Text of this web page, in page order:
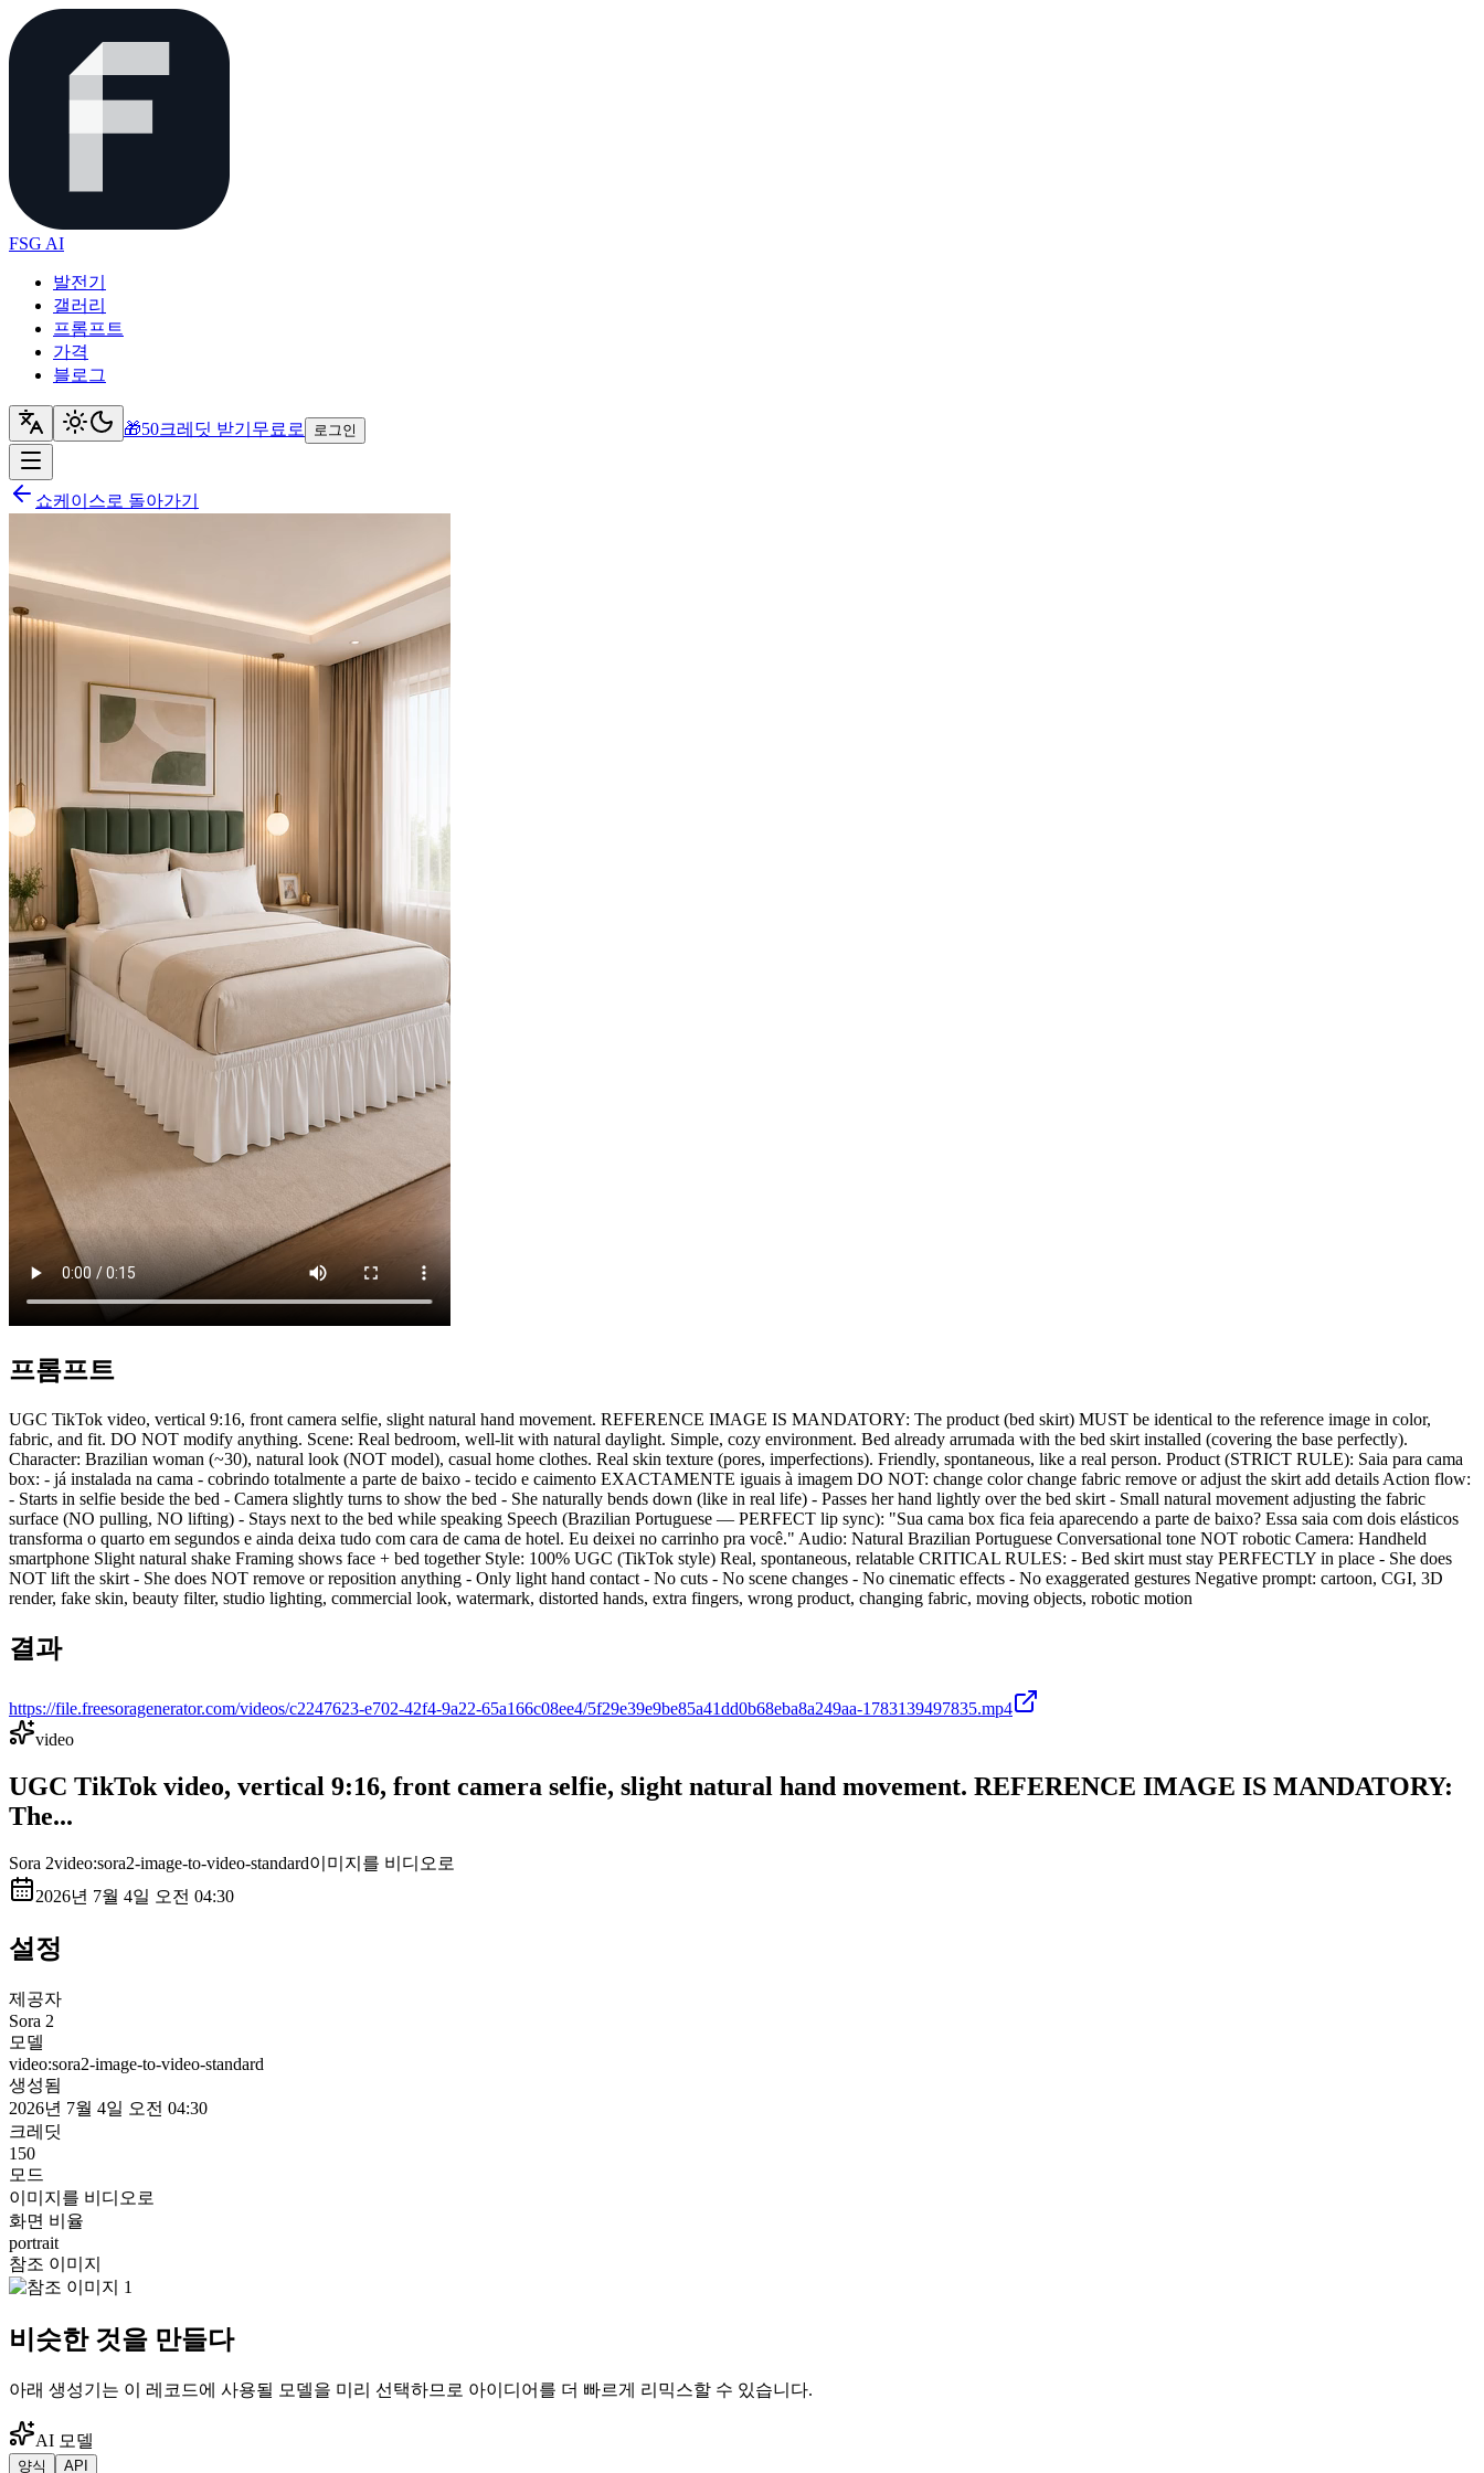
FSG AI
발전기
갤러리
프롬프트
가격
블로그
🎁50크레딧 받기 무료로 로그인
쇼케이스로 돌아가기
프롬프트
UGC TikTok video, vertical 9:16, front camera selfie, slight natural hand movement. REFERENCE IMAGE IS MANDATORY: The product (bed skirt) MUST be identical to the reference image in color,
fabric, and fit. DO NOT modify anything. Scene: Real bedroom, well-lit with natural daylight. Simple, cozy environment. Bed already arrumada with the bed skirt installed (covering the base perfectly).
Character: Brazilian woman (~30), natural look (NOT model), casual home clothes. Real skin texture (pores, imperfections). Friendly, spontaneous, like a real person. Product (STRICT RULE): Saia para cama
box: - já instalada na cama - cobrindo totalmente a parte de baixo - tecido e caimento EXACTAMENTE iguais à imagem DO NOT: change color change fabric remove or adjust the skirt add details Action flow:
- Starts in selfie beside the bed - Camera slightly turns to show the bed - She naturally bends down (like in real life) - Passes her hand lightly over the bed skirt - Small natural movement adjusting the fabric
surface (NO pulling, NO lifting) - Stays next to the bed while speaking Speech (Brazilian Portuguese — PERFECT lip sync): "Sua cama box fica feia aparecendo a parte de baixo? Essa saia com dois elásticos
transforma o quarto em segundos e ainda deixa tudo com cara de cama de hotel. Eu deixei no carrinho pra você." Audio: Natural Brazilian Portuguese Conversational tone NOT robotic Camera: Handheld
smartphone Slight natural shake Framing shows face + bed together Style: 100% UGC (TikTok style) Real, spontaneous, relatable CRITICAL RULES: - Bed skirt must stay PERFECTLY in place - She does
NOT lift the skirt - She does NOT remove or reposition anything - Only light hand contact - No cuts - No scene changes - No cinematic effects - No exaggerated gestures Negative prompt: cartoon, CGI, 3D
render, fake skin, beauty filter, studio lighting, commercial look, watermark, distorted hands, extra fingers, wrong product, changing fabric, moving objects, robotic motion
결과
https://file.freesoragenerator.com/videos/c2247623-e702-42f4-9a22-65a166c08ee4/5f29e39e9be85a41dd0b68eba8a249aa-1783139497835.mp4
video
UGC TikTok video, vertical 9:16, front camera selfie, slight natural hand movement. REFERENCE IMAGE IS MANDATORY:
The...
Sora 2video:sora2-image-to-video-standard이미지를 비디오로
2026년 7월 4일 오전 04:30
설정
제공자
Sora 2
모델
video:sora2-image-to-video-standard
생성됨
2026년 7월 4일 오전 04:30
크레딧
150
모드
이미지를 비디오로
화면 비율
portrait
참조 이미지
비슷한 것을 만들다
아래 생성기는 이 레코드에 사용될 모델을 미리 선택하므로 아이디어를 더 빠르게 리믹스할 수 있습니다.
AI 모델
양식 API